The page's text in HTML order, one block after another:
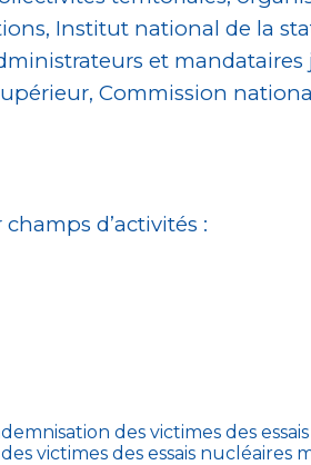
Institut national de la
et
Commission
d’activités :
des victimes des
victimes des essais nucléaires